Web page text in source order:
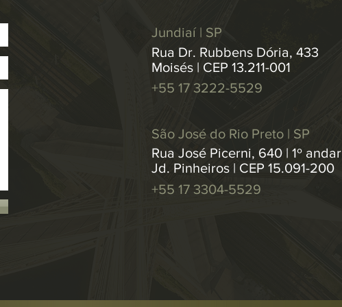
Jundiaí | SP
Rua Dr. Rubbens Dória, 433
Moisés | CEP 13.211-001
+55 17 3222-5529
São José do Rio Preto | SP
Rua José Picerni, 640 | 1º andar
Jd. Pinheiros | CEP 15.091-200
+55 17 3304-5529